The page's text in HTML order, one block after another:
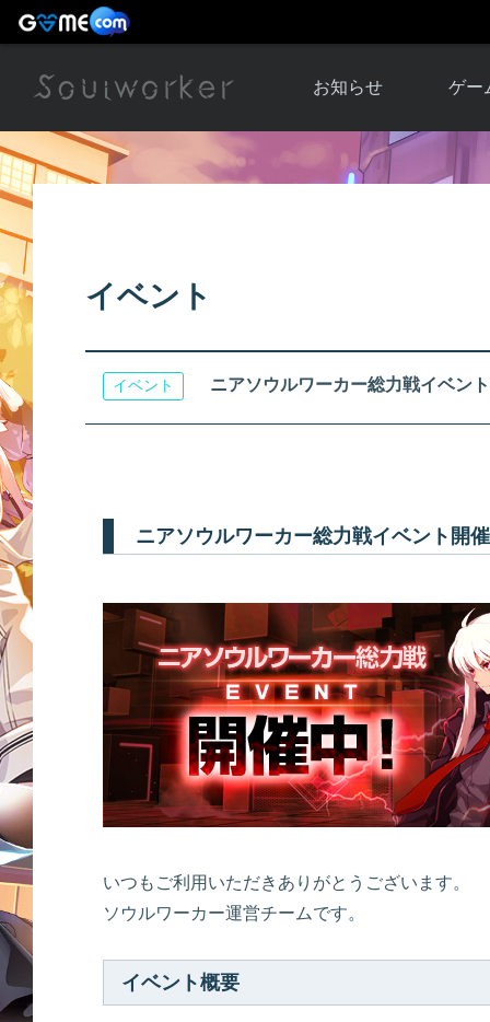
お知らせ
お知らせ一覧
ゲー
ソウ
アップ
イベント
イベント ニアソウルワーカー総力戦イベン
ニアソウルワーカー総力戦イベント開催
いつもご利用いただきありがとうございます。
ソウルワーカー運営チームです。
イベント概要